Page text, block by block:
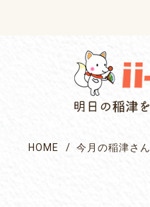
HOME 今月の稲津さん